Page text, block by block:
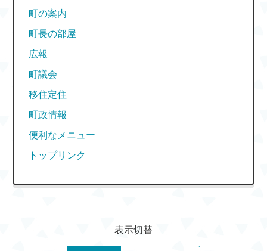
町の案内
町長の部屋
広報
町議会
移住定住
町政情報
便利なメニュー
トップリンク
表示切替